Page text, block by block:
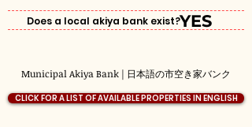
YES
Does a local akiya bank exist?
CLICK FOR A LIST OF AVAILABLE PROPERTIES IN ENGLISH
Municipal Akiya Bank | 日本語の市空き家バンク